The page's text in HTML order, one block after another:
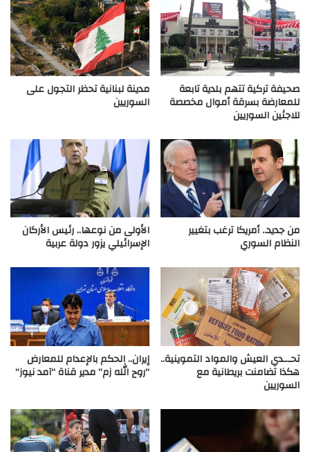
صحيفة تركية تتهم بلدية تابعة
للمعارضة بسرقة أموال مخصصة
للاجئين السوريين
مدينة لبنانية تحظر التجول على
السوريين
من جديد.. أمريكا ترغب بتغيير
النظام السوري
الأولى من نوعها.. رئيس الأركان
الإسرائيلي يزور دولة عربية
تحـ.ـدي العيش والمواد التموينية..
هكذا تضامنت بريطانية مع
السوريين
إيران.. الحكم بالإعدام للمعارض
“روح الله زم” مدير قناة “آمد نيوز”